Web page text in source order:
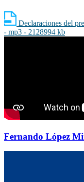
Declaraciones del
- mp3 - 2128994 kb
Fernando López